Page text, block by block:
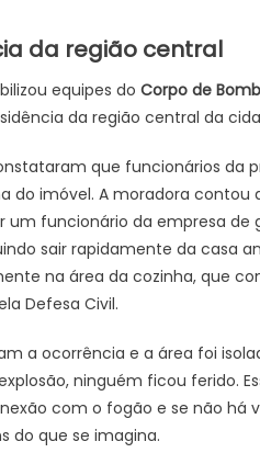
da região central
equipes do Corpo de
da região central da
que funcionários da
do imóvel. A moradora
um funcionário da empresa
sair rapidamente da casa
na área da cozinha, que
Defesa Civil.
a ocorrência e a área foi
ninguém ficou ferido.
com o fogão e se não há
do que se imagina.